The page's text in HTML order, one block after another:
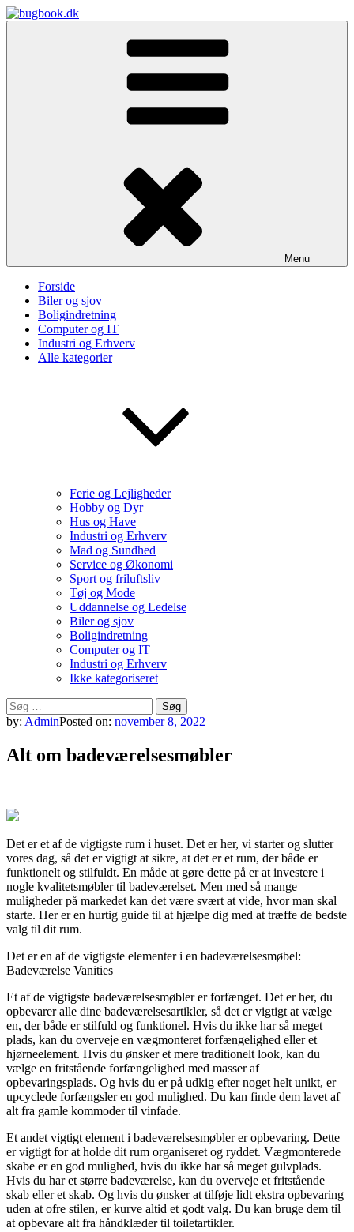
Skip
to
Menu
Forside
Biler og sjov
Boligindretning
Computer og IT
Industri og Erhverv
Alle kategorier
Ferie og Lejligheder
Hobby og Dyr
Hus og Have
Industri og Erhverv
Mad og Sundhed
Service og Økonomi
Sport og friluftsliv
Tøj og Mode
Uddannelse og Ledelse
Biler og sjov
Boligindretning
Computer og IT
Industri og Erhverv
Ikke kategoriseret
Søg
efter:
by: AdminPosted on: november 8, 2022
Alt om badeværelsesmøbler
Det er et af de vigtigste rum i huset. Det er her, vi starter og slutter
vores dag, så det er vigtigt at sikre, at det er et rum, der både er
funktionelt og stilfuldt. En måde at gøre dette på er at investere i
nogle kvalitetsmøbler til badeværelset. Men med så mange
muligheder på markedet kan det være svært at vide, hvor man skal
starte. Her er en hurtig guide til at hjælpe dig med at træffe de bedste
valg til dit rum.
Det er en af de vigtigste elementer i en badeværelsesmøbel:
Badeværelse Vanities
Et af de vigtigste badeværelsesmøbler er forfænget. Det er her, du
opbevarer alle dine badeværelsesartikler, så det er vigtigt at vælge
en, der både er stilfuld og funktionel. Hvis du ikke har så meget
plads, kan du overveje en vægmonteret forfængelighed eller et
hjørneelement. Hvis du ønsker et mere traditionelt look, kan du
vælge en fritstående forfængelighed med masser af
opbevaringsplads. Og hvis du er på udkig efter noget helt unikt, er
upcyclede forfængsler en god mulighed. Du kan finde dem lavet af
alt fra gamle kommoder til vinfade.
Et andet vigtigt element i badeværelsesmøbler er opbevaring. Dette
er vigtigt for at holde dit rum organiseret og ryddet. Vægmonterede
skabe er en god mulighed, hvis du ikke har så meget gulvplads.
Hvis du har et større badeværelse, kan du overveje et fritstående
skab eller et skab. Og hvis du ønsker at tilføje lidt ekstra opbevaring
uden at ofre stilen, er kurve altid et godt valg. Du kan bruge dem til
at opbevare alt fra håndklæder til toiletartikler.